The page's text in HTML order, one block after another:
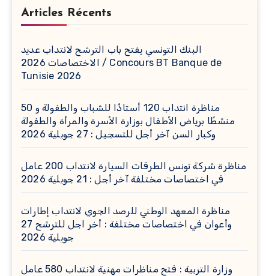
Articles Récents
البنك التونسي يفتح باب الترشح لانتداب عديد
الاختصاصات 2026 / Concours BT Banque de
Tunisie 2026
مناظرة انتداب 120 أستاذًا للشباب والطفولة و 50
منشطًا برياض الأطفال بوزارة الأسرة والمرأة والطفولة
وكبار السن آخر أجل للتسجيل : 27 جويلية 2026
مناظرة شركة تونس الطرقات السيارة لانتداب 200 عامل
في اختصاصات مختلفة آخر أجل : 21 جويلية 2026
مناظرة المعهد الوطني للرصد الجوي لانتداب إطارات
وأعوان في اختصاصات مختلفة : أخر اجل للترشح 27
جويلية 2026
وزارة التربية : فتح مناظرات مهنية لانتداب 580 عامل